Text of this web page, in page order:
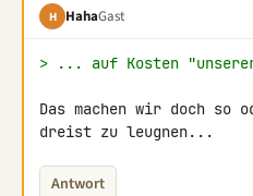
H HahaGast
> ... auf Kosten
Das machen wir doch so
dreist zu leugnen...
Antwort